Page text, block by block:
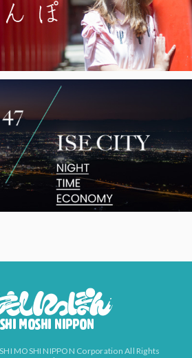
MOSHI NIPPON Corporation All Rights